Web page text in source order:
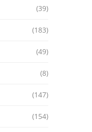
(39)
(183)
(49)
(8)
(147)
(154)